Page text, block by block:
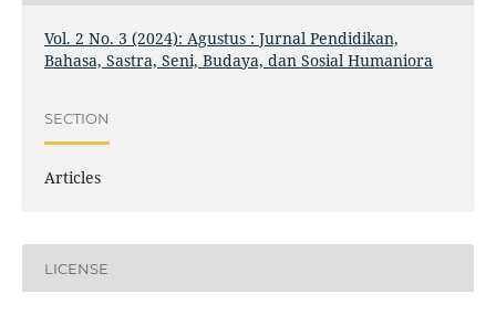
Vol. 2 No. 3 (2024): Agustus : Jurnal Pendidikan,
Bahasa, Sastra, Seni, Budaya, dan Sosial Humaniora
SECTION
Articles
LICENSE